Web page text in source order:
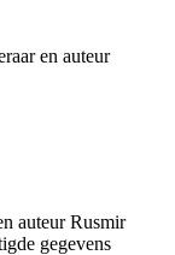
en auteur
auteur Rusmir
gegevens